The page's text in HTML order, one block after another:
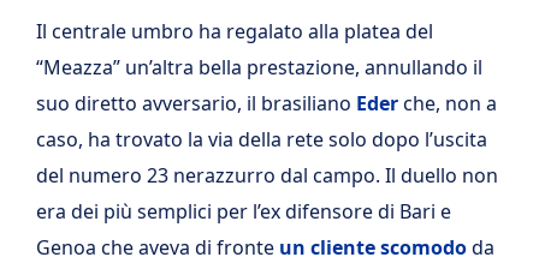
Il centrale umbro ha regalato alla platea del
“Meazza” un’altra bella prestazione, annullando il
suo diretto avversario, il brasiliano Ederche, non a
caso, ha trovato la via della rete solo dopo l’uscita
del numero 23 nerazzurro dal campo. Il duello non
era dei più semplici per l’ex difensore di Bari e
Genoa che aveva di fronte un cliente scomododa